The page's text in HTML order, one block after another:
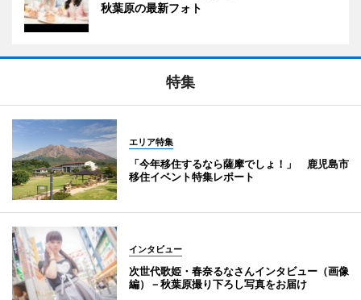
秋葉原の最新フォト
特集
エリア特集
「今年移住するなら薩摩でしょ！」 鹿児島市
移住イベント特集レポート
インタビュー
次世代歌姫・春奈るなさんインタビュー（画像
編）－秋葉原撮り下ろし写真をお届け